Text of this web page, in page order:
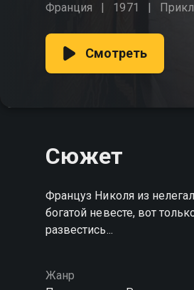
Франция 1971
Смотреть
Сюжет
Француз Николя из
богатой невесте, вот
развестись...
Жанр